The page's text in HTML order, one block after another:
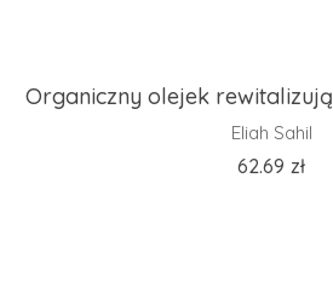
Organiczny olejek
Eliah Sahil
62.69 zł